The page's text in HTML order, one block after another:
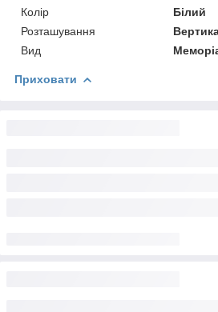
Колір
Білий
Розташування
Вид
Приховати